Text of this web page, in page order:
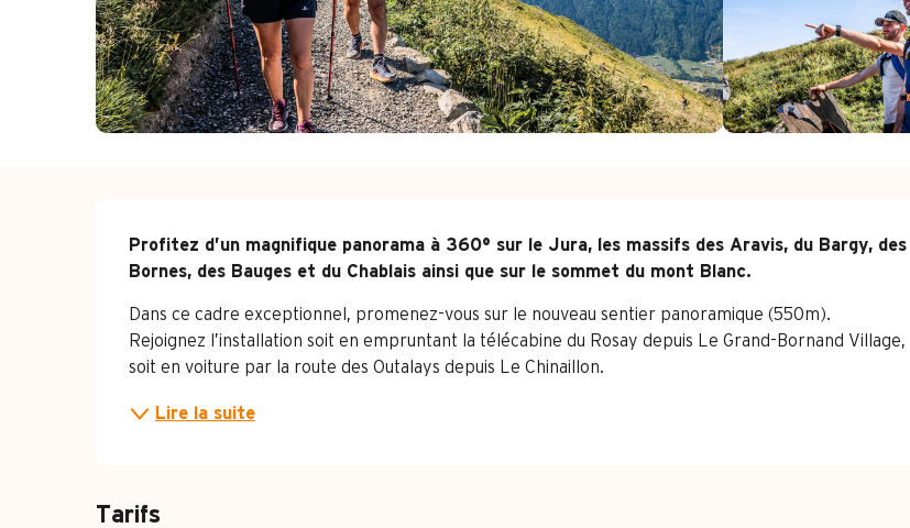
Description
Profitez d’un magnifique panorama à 360° sur le Jura, les massifs des Aravis, du Bargy, des
Bornes, des Bauges et du Chablais ainsi que sur le sommet du mont Blanc.
Dans ce cadre exceptionnel, promenez-vous sur le nouveau sentier panoramique (550m).
Rejoignez l’installation soit en empruntant la télécabine du Rosay depuis Le Grand-Bornand Village,
soit en voiture par la route des Outalays depuis Le Chinaillon.
Lire la suite
Tarifs